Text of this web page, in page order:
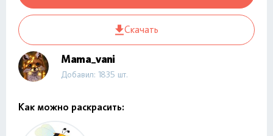
Скачать
Mama_vani
Добавил: 1835 шт.
Как можно раскрасить: